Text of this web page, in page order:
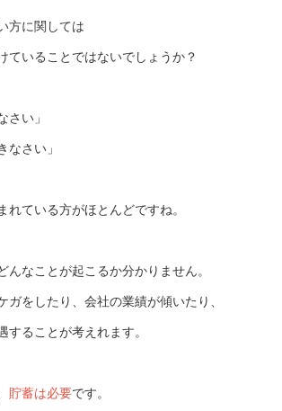
方に関しては
ていることではないでしょうか？
さい」
なさい」
れている方がほとんどですね。
んなことが起こるか分かりません。
ガをしたり、会社の業績が傾いたり、
することが考えれます。
貯蓄は必要です。